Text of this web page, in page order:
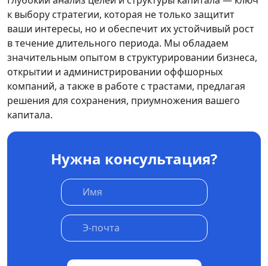
к выбору стратегии, которая не только защитит
ваши интересы, но и обеспечит их устойчивый рост
в течение длительного периода. Мы обладаем
значительным опытом в структурировании бизнеса,
открытии и администрировании оффшорных
компаний, а также в работе с трастами, предлагая
решения для сохранения, приумножения вашего
капитала.
Нужна консультация?